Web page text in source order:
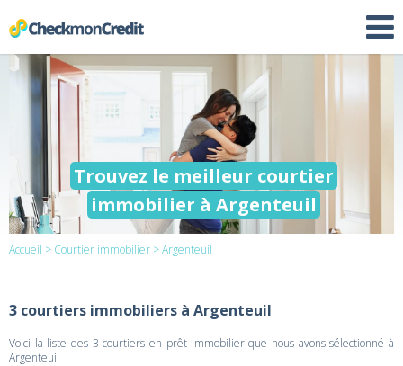
Trouvez le meilleur courtier
immobilier à Argenteuil
Accueil > Courtier immobilier > Argenteuil
3 courtiers immobiliers à Argenteuil
Voici la liste des 3 courtiers en prêt immobilier que nous avons sélectionné à
Argenteuil